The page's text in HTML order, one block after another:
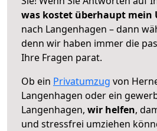
was kostet überhaupt mein
nach Langenhagen – dann
denn wir haben immer die
Ihre Fragen parat.
Ob ein Privatumzug von
Langenhagen oder ein
Langenhagen, wir helfen,
und stressfrei umziehen